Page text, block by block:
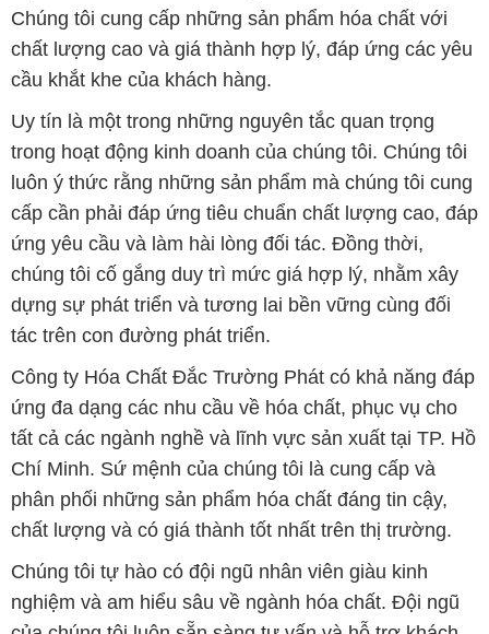
trong hoạt động kinh doanh của chúng tôi. Chúng tôi
luôn ý thức rằng những sản phẩm mà chúng tôi cung
cấp cần phải đáp ứng tiêu chuẩn chất lượng cao, đáp
ứng yêu cầu và làm hài lòng đối tác. Đồng thời,
chúng tôi cố gắng duy trì mức giá hợp lý, nhằm xây
dựng sự phát triển và tương lai bền vững cùng đối
tác trên con đường phát triển.
Công ty Hóa Chất Đắc Trường Phát có khả năng đáp
ứng đa dạng các nhu cầu về hóa chất, phục vụ cho
tất cả các ngành nghề và lĩnh vực sản xuất tại TP. Hồ
Chí Minh. Sứ mệnh của chúng tôi là cung cấp và
phân phối những sản phẩm hóa chất đáng tin cậy,
chất lượng và có giá thành tốt nhất trên thị trường.
Chúng tôi tự hào có đội ngũ nhân viên giàu kinh
nghiệm và am hiểu sâu về ngành hóa chất. Đội ngũ
của chúng tôi luôn sẵn sàng tư vấn và hỗ trợ khách
hàng một cách chuyên nghiệp, nhằm đáp ứng tối đa
yêu cầu và giải pháp tốt nhất cho khách hàng.
Để biết thêm thông tin chi tiết và được tư vấn, quý